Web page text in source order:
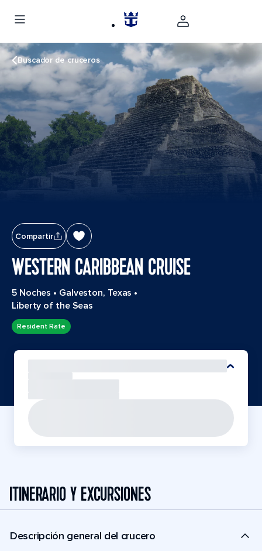
Buscador de cruceros
Compartir
WESTERN CARIBBEAN CRUISE
5 Noches • Galveston, Texas •
Liberty of the Seas
Resident Rate
ITINERARIO Y EXCURSIONES
Descripción general del crucero